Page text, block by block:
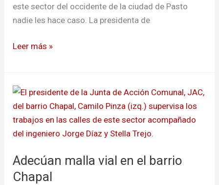
este sector del occidente de la ciudad de Pasto
nadie les hace caso. La presidenta de
Leer más »
Adecúan malla vial en el barrio
Chapal
Adecúan
malla
vial
en
barrio
Chapal